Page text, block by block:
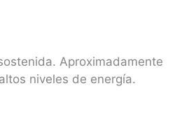
Aproximadamente
niveles de energía.